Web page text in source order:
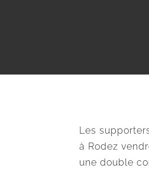
Les
à Rodez
une double